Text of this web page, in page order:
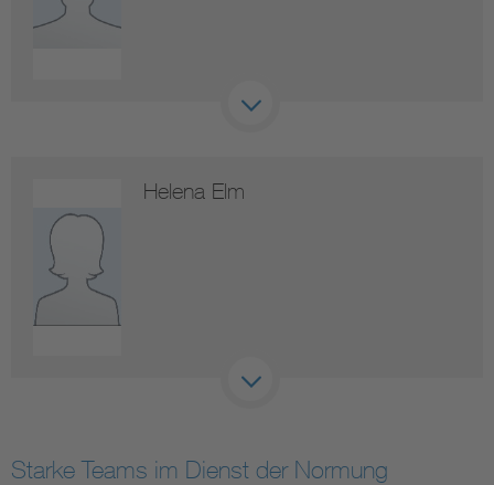
Helena Elm
Starke Teams im Dienst der Normung